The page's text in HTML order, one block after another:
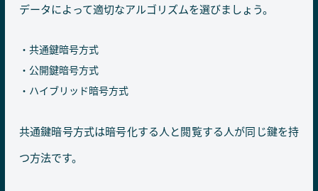
データによって適切なアルゴリズムを選びましょう。
共通鍵暗号方式
公開鍵暗号方式
ハイブリッド暗号方式
共通鍵暗号方式は暗号化する人と閲覧する人が同じ鍵を持
つ方法です。